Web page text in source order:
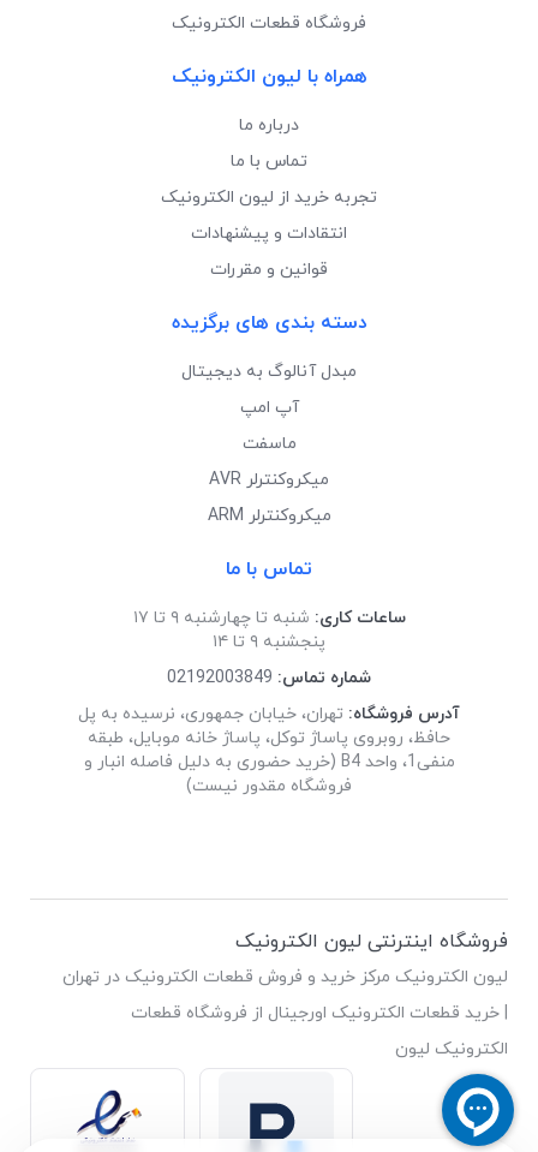
فروشگاه قطعات الکترونیک
همراه با لیون الکترونیک
درباره ما
تماس با ما
تجربه خرید از لیون الکترونیک
انتقادات و پیشنهادات
قوانین و مقررات
دسته بندی های برگزیده
مبدل آنالوگ به دیجیتال
آپ امپ
ماسفت
میکروکنترلر AVR
میکروکنترلر ARM
تماس با ما
ساعات کاری: شنبه تا چهارشنبه ۹ تا ۱۷
پنجشنبه ۹ تا ۱۴
شماره تماس: 02192003849
آدرس فروشگاه: تهران، خیابان جمهوری، نرسیده به پل
حافظ، روبروی پاساژ توکل، پاساژ خانه موبایل، طبقه
منفی1، واحد B4 (خرید حضوری به دلیل فاصله انبار و
فروشگاه مقدور نیست)
فروشگاه اینترنتی لیون الکترونیک
لیون الکترونیک مرکز خرید و فروش قطعات الکترونیک در تهران
| خرید قطعات الکترونیک اورجینال از فروشگاه قطعات
الکترونیک لیون